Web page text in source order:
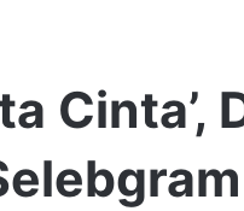
Cinta’,